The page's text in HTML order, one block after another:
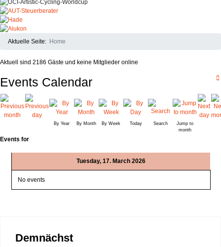
Aktuelle Seite: Home
Aktuell sind 2186 Gäste und keine Mitglieder online
Events Calendar
By Year By Month By Week Today Search
Jump to
month
Events for
Tuesday, 17. March 2026
No events
Demnächst